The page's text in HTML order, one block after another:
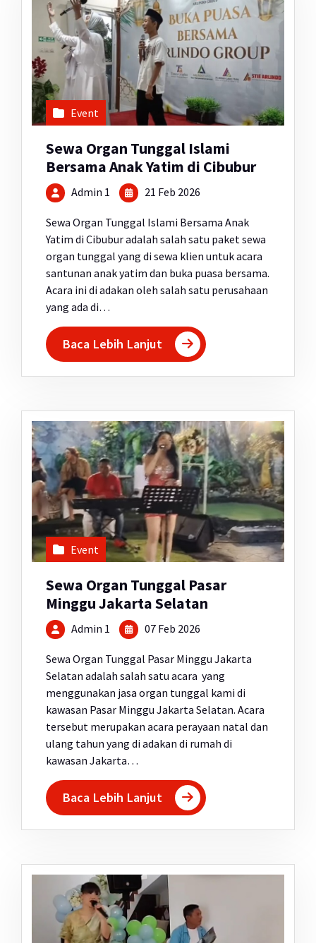
Event
Sewa Organ Tunggal Islami
Bersama Anak Yatim di Cibubur
Admin 1 21 Feb 2026
Sewa Organ Tunggal Islami Bersama Anak
Yatim di Cibubur adalah salah satu paket sewa
organ tunggal yang di sewa klien untuk acara
santunan anak yatim dan buka puasa bersama.
Acara ini di adakan oleh salah satu perusahaan
yang ada di…
Baca Lebih Lanjut
Event
Sewa Organ Tunggal Pasar
Minggu Jakarta Selatan
Admin 1 07 Feb 2026
Sewa Organ Tunggal Pasar Minggu Jakarta
Selatan adalah salah satu acara yang
menggunakan jasa organ tunggal kami di
kawasan Pasar Minggu Jakarta Selatan. Acara
tersebut merupakan acara perayaan natal dan
ulang tahun yang di adakan di rumah di
kawasan Jakarta…
Baca Lebih Lanjut